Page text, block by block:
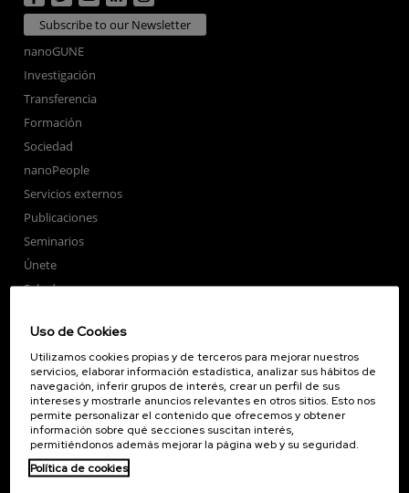
Subscribe to our Newsletter
nanoGUNE
Investigación
Transferencia
Formación
Sociedad
nanoPeople
Servicios externos
Publicaciones
Seminarios
Únete
Sala de prensa
Corporate Compliance
Nanomagnetismo
Nanoóptica
Autoensamblado
Nanobiosistemas
Nanodispositivos
Microscopía Electrónica
Uso de Cookies
Utilizamos cookies propias y de terceros para mejorar nuestros
servicios, elaborar información estadística, analizar sus hábitos de
navegación, inferir grupos de interés, crear un perfil de sus
intereses y mostrarle anuncios relevantes en otros sitios. Esto nos
permite personalizar el contenido que ofrecemos y obtener
información sobre qué secciones suscitan interés,
permitiéndonos además mejorar la página web y su seguridad.
Política de cookies